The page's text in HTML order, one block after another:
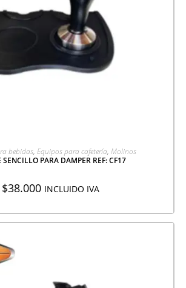
AGREGAR A COTIZACIÓN
bebidas, Equipos para cafetería, Molinos
SENCILLO PARA DAMPER REF: CF17
$38.000 INCLUIDO IVA